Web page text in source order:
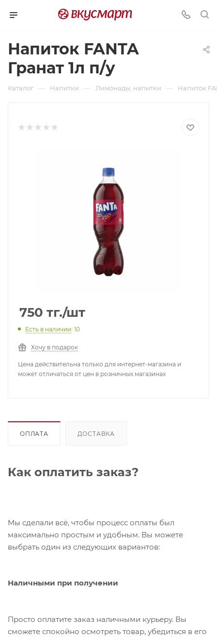
Напиток FANTA
Гранат 1л п/у
Каталог — Напитки — Лимонады, напитки — Напиток
750 тг./шт
Есть в наличии: 10
Хочу в подарок
Цена действительна только для интернет-магазина и
может отличаться от цен в розничных магазинах
ОПЛАТА ДОСТАВКА
Как оплатить заказ?
Мы сделали всё, чтобы процесс оплаты был
максимально простым и удобным. Вы можете
выбрать один из следующих вариантов:
Наличными при получении
Просто оплатите заказ наличными курьеру. Вы
сможете спокойно осмотреть товар, убедиться в его